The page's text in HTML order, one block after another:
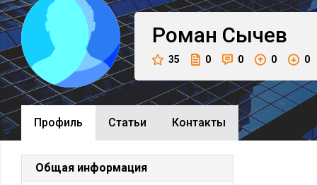
Роман Сычев
35 0 0 0 0
Профиль Cтатьи Контакты
Общая информация